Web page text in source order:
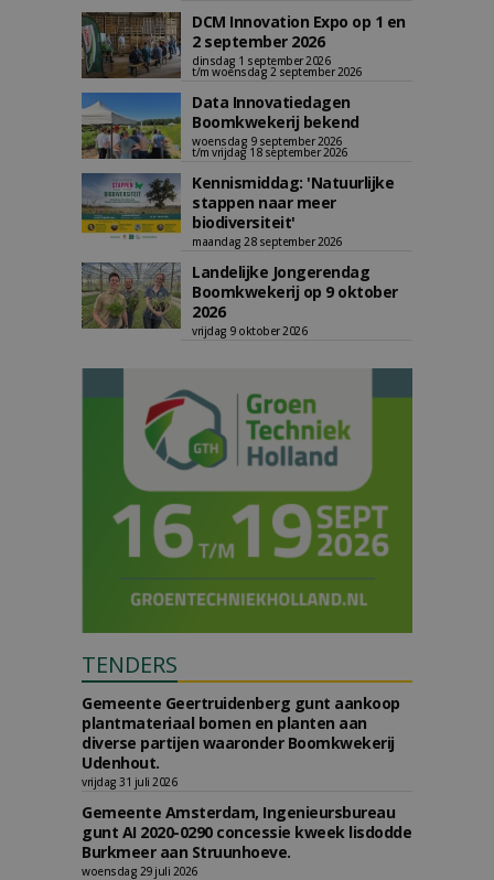
DCM Innovation Expo op 1 en
2 september 2026
dinsdag 1 september 2026
t/m woensdag 2 september 2026
Data Innovatiedagen
Boomkwekerij bekend
woensdag 9 september 2026
t/m vrijdag 18 september 2026
Kennismiddag: 'Natuurlijke
stappen naar meer
biodiversiteit'
maandag 28 september 2026
Landelijke Jongerendag
Boomkwekerij op 9 oktober
2026
vrijdag 9 oktober 2026
TENDERS
Gemeente Geertruidenberg gunt aankoop
plantmateriaal bomen en planten aan
diverse partijen waaronder Boomkwekerij
Udenhout.
vrijdag 31 juli 2026
Gemeente Amsterdam, Ingenieursbureau
gunt AI 2020-0290 concessie kweek lisdodde
Burkmeer aan Struunhoeve.
woensdag 29 juli 2026